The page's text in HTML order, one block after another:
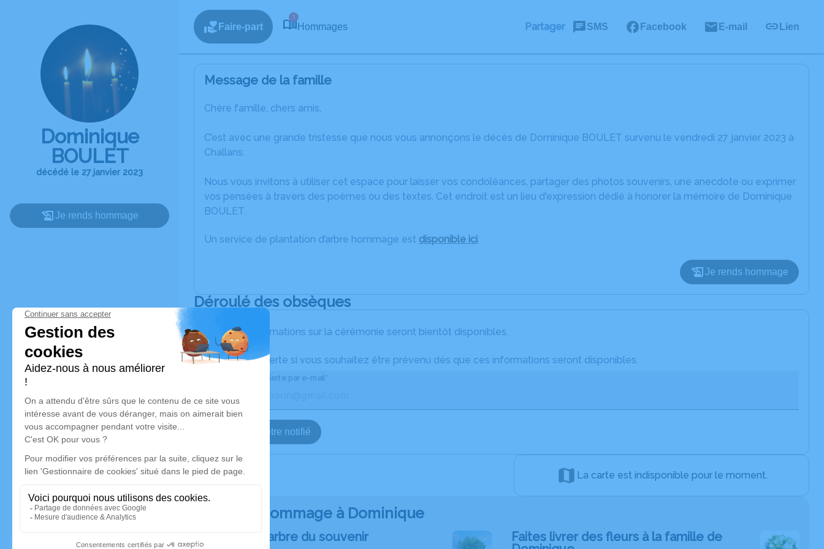
Dominique
BOULET
décédé le 27 janvier 2023
Je rends hommage
Faire-part
1
Hommages Partager SMS Facebook E-mail Lien
Message de la famille
Chère famille, chers amis,
C’est avec une grande tristesse que nous vous annonçons le décès de Dominique BOULET survenu le vendredi 27 janvier 2023 à
Challans.
Nous vous invitons à utiliser cet espace pour laisser vos condoléances, partager des photos souvenirs, une anecdote ou exprimer
vos pensées à travers des poèmes ou des textes. Cet endroit est un lieu d'expression dédié à honorer la mémoire de Dominique
BOULET.
Un service de plantation d’arbre hommage est disponible ici.
Je rends hommage
Déroulé des obsèques
Les informations sur la cérémonie seront bientôt disponibles.
Activez une alerte si vous souhaitez être prévenu dès que ces informations seront disponibles.
Recevoir une alerte par e-mail*
Je veux être notifié
La carte est indisponible pour le moment.
Rendez hommage à Dominique
Plantez un arbre du souvenir
Faites livrer des fleurs à la famille de